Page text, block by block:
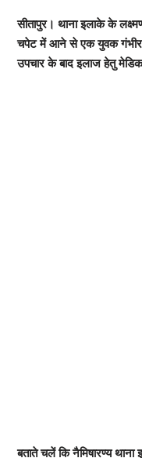
सीतापुर। थाना इलाके के
चपेट में आने से एक युवक गंभीर
उपचार के बाद इलाज हेतु
बताते चलें कि नैमिषारण्य